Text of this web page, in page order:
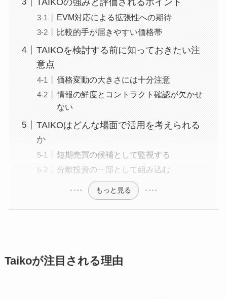
EVM対応による拡張性への期待
比較的手が届きやすい価格帯
TAIKOを検討する前に知っておきたい注
意点
価格変動の大きさには十分注意
情報の鮮度とコントラクト確認が欠かせ
ない
TAIKOはどんな場面で活用を考えられる
か
短期売買の候補として監視する
分散投資の一部として組み込む
もっと見る
Taikoが注目される理由